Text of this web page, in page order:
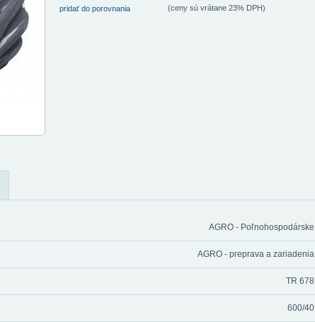
pridať do porovnania (ceny sú vrátane 23% DPH)
AGRO - Poľnohospodárske
AGRO - preprava a zariadenia
TR 678
600/40